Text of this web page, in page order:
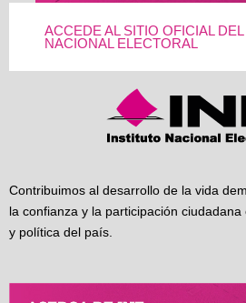
ACCEDE AL SITIO OFICIAL
NACIONAL ELECTORAL
Contribuimos al desarrollo de la vida
la confianza y la participación
y política del país.